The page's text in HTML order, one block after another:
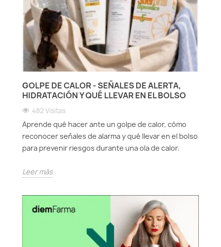
Protección solar
Higiene
Óptica
Salud
Protección solar
Higiene
Óptica
Salud
GOLPE DE CALOR - SEÑALES DE ALERTA,
HIDRATACIÓN Y QUÉ LLEVAR EN EL BOLSO
482 Visitas
Aprende qué hacer ante un golpe de calor, cómo
reconocer señales de alarma y qué llevar en el bolso
para prevenir riesgos durante una ola de calor.
Leer más